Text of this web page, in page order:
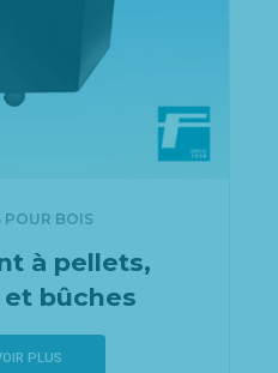
POUR BOIS
à pellets,
bûches
PLUS